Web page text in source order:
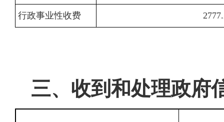
行政事业性收费
三、收到和处理政府